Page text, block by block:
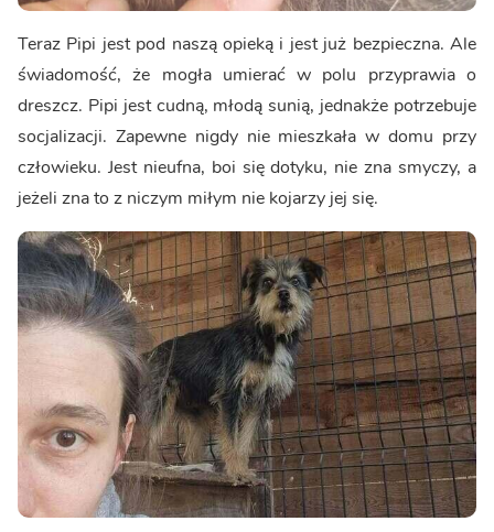
Teraz Pipi jest pod naszą opieką i jest już bezpieczna. Ale
świadomość, że mogła umierać w polu przyprawia o
dreszcz. Pipi jest cudną, młodą sunią, jednakże potrzebuje
socjalizacji. Zapewne nigdy nie mieszkała w domu przy
człowieku. Jest nieufna, boi się dotyku, nie zna smyczy, a
jeżeli zna to z niczym miłym nie kojarzy jej się.